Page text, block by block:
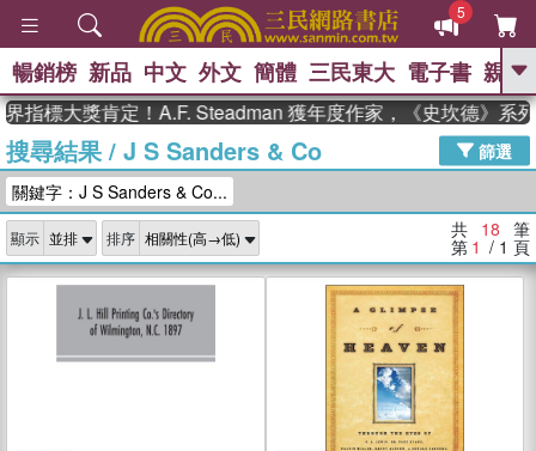
5
GO
熱搜： 東野圭吾 The Odyssey 、
父親節 、 如果歷史是一群喵 、 暑期
念華 、 台灣的李登輝時代 、 數學女
孩：黎曼猜想
偉大的迷走神經
暢銷榜 新品 中文 外文 簡體 三民東大 電子書 親子
標大獎肯定！A.F. Steadman 獲年度作家，《史坎德》系列帶
搜尋結果/ J S Sanders & Co
篩選
關鍵字：J S Sanders & Co...
顯示 排序 共 18 筆
第 1 / 1 頁